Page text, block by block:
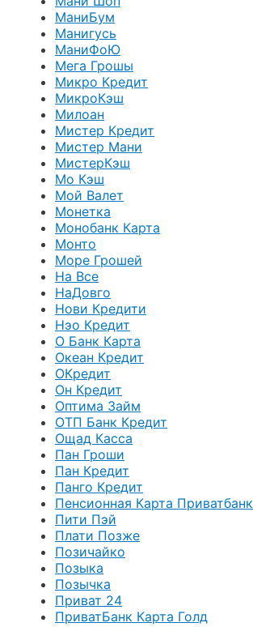
МаниБум
Манигусь
МаниФоЮ
Мега Грошы
Микро Кредит
МикроКэш
Милоан
Мистер Кредит
Мистер Мани
МистерКэш
Мо Кэш
Мой Валет
Монетка
Монобанк Карта
Монто
Море Грошей
На Все
НаДовго
Нови Кредити
Нэо Кредит
О Банк Карта
Океан Кредит
ОКредит
Он Кредит
Оптима Займ
ОТП Банк Кредит
Ощад Касса
Пан Гроши
Пан Кредит
Панго Кредит
Пенсионная Карта Приватбанк
Пити Пэй
Плати Позже
Позичайко
Позыка
Позычка
Приват 24
ПриватБанк Карта Голд